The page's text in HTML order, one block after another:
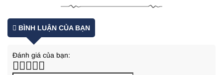
BÌNH LUẬN CỦA BẠN
Đánh giá của bạn: